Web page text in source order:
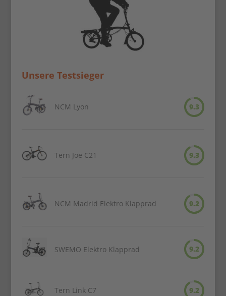
Unsere Testsieger
NCM Lyon 9.3
Tern Joe C21 9.3
NCM Madrid Elektro Klapprad 9.2
SWEMO Elektro Klapprad 9.2
Tern Link C7 9.2